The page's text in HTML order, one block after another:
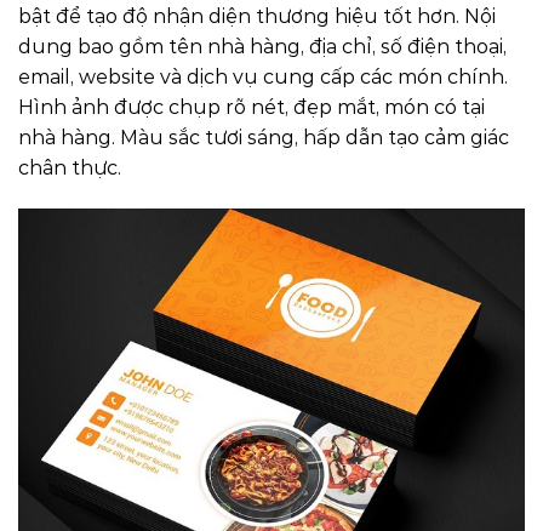
bật để tạo độ nhận diện thương hiệu tốt hơn. Nội
dung bao gồm tên nhà hàng, địa chỉ, số điện thoại,
email, website và dịch vụ cung cấp các món chính.
Hình ảnh được chụp rõ nét, đẹp mắt, món có tại
nhà hàng. Màu sắc tươi sáng, hấp dẫn tạo cảm giác
chân thực.